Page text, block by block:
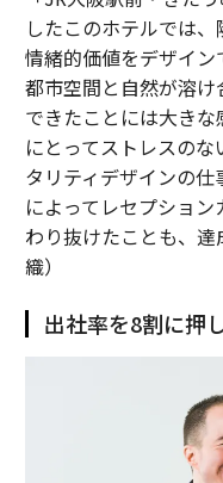
したこのホテルでは
情緒的価値をデザイン
都市空間と自然が溶
できたことには大き
にとってストレスの
タリティデザインの
によってレセプショ
わり抜けたことも、
織）
出社率を8割に押